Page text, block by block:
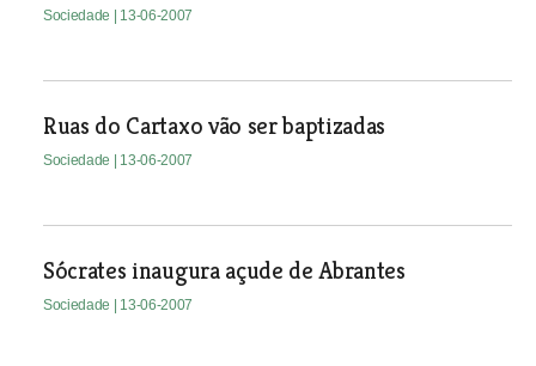
Sociedade | 13-06-2007
Ruas do Cartaxo vão ser baptizadas
Sociedade | 13-06-2007
Sócrates inaugura açude de Abrantes
Sociedade | 13-06-2007